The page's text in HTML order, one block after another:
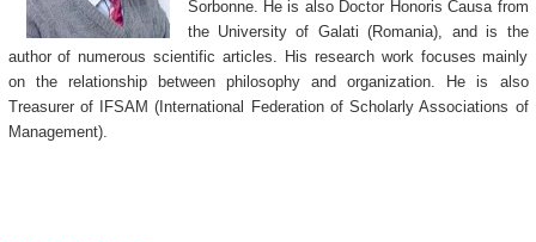
Sorbonne. He is also Doctor Honoris Causa from
the University of Galati (Romania), and is the
author of numerous scientific articles. His research work focuses mainly
on the relationship between philosophy and organization. He is also
Treasurer of IFSAM (International Federation of Scholarly Associations of
Management).